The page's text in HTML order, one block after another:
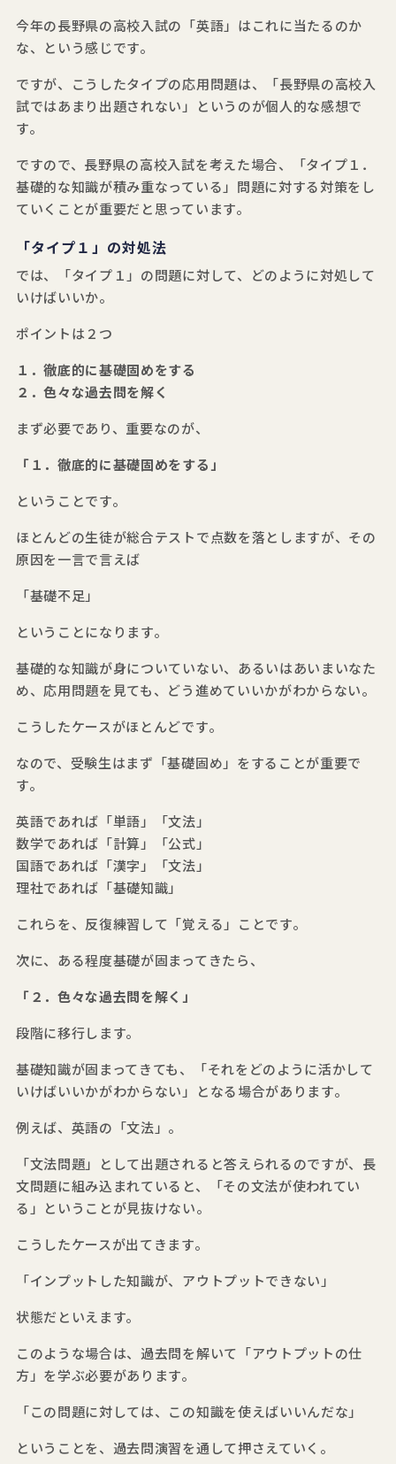
今年の長野県の高校入試の「英語」はこれに当たるのか
な、という感じです。
ですが、こうしたタイプの応用問題は、「長野県の高校入
試ではあまり出題されない」というのが個人的な感想で
す。
ですので、長野県の高校入試を考えた場合、「タイプ１．
基礎的な知識が積み重なっている」問題に対する対策をし
ていくことが重要だと思っています。
「タイプ１」の対処法
では、「タイプ１」の問題に対して、どのように対処して
いけばいいか。
ポイントは２つ
１．徹底的に基礎固めをする
２．色々な過去問を解く
まず必要であり、重要なのが、
「１．徹底的に基礎固めをする」
ということです。
ほとんどの生徒が総合テストで点数を落としますが、その
原因を一言で言えば
「基礎不足」
ということになります。
基礎的な知識が身についていない、あるいはあいまいなた
め、応用問題を見ても、どう進めていいかがわからない。
こうしたケースがほとんどです。
なので、受験生はまず「基礎固め」をすることが重要で
す。
英語であれば「単語」「文法」
数学であれば「計算」「公式」
国語であれば「漢字」「文法」
理社であれば「基礎知識」
これらを、反復練習して「覚える」ことです。
次に、ある程度基礎が固まってきたら、
「２．色々な過去問を解く」
段階に移行します。
基礎知識が固まってきても、「それをどのように活かして
いけばいいかがわからない」となる場合があります。
例えば、英語の「文法」。
「文法問題」として出題されると答えられるのですが、長
文問題に組み込まれていると、「その文法が使われてい
る」ということが見抜けない。
こうしたケースが出てきます。
「インプットした知識が、アウトプットできない」
状態だといえます。
このような場合は、過去問を解いて「アウトプットの仕
方」を学ぶ必要があります。
「この問題に対しては、この知識を使えばいいんだな」
ということを、過去問演習を通して押さえていく。